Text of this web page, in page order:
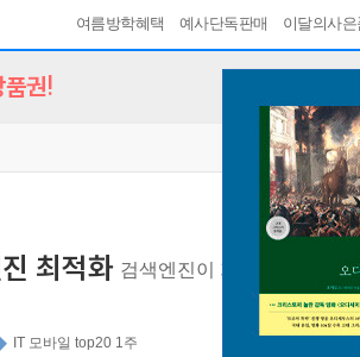
여름방학혜택 예사단독판매 이달의사은
권!
최적화 검색엔진이 가장 좋아하는
IT 모바일 top20 1주